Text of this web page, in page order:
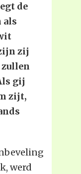
de
als
zij
gij
zijt,
werd